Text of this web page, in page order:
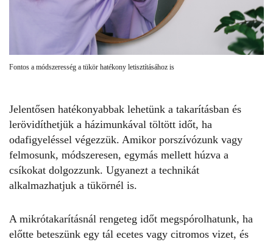
Fontos a módszeresség a tükör hatékony letisztításához is
Jelentősen hatékonyabbak lehetünk a takarításban és
lerövidíthetjük a házimunkával töltött időt, ha
odafigyeléssel végezzük. Amikor porszívózunk vagy
felmosunk, módszeresen, egymás mellett húzva a
csíkokat dolgozzunk. Ugyanezt a technikát
alkalmazhatjuk a tükörnél is.
A mikrótakarításnál rengeteg időt megspórolhatunk, ha
előtte beteszünk egy tál ecetes vagy citromos vizet, és